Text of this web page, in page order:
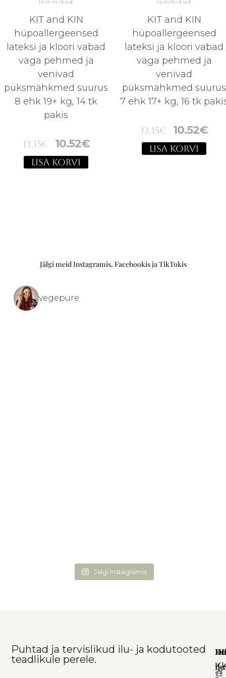
lemmikud
KIT and KIN
hüpoallergeensed
lateksi ja kloori vabad
väga pehmed ja
venivad
püksmähkmed suurus
8 ehk 19+ kg, 14 tk
pakis
13.15€ 10.52€
LISA KORVI
lemmikud
KIT and KIN
hüpoallergeensed
lateksi ja kloori vabad
väga pehmed ja
venivad
püksmähkmed suurus
7 ehk 17+ kg, 16 tk
13.15€ 10.52€
LISA KORVI
Jälgi meid Instagramis, Facebookis ja TikTokis
vegepure
Jälgi Instagramis
Puhtad ja tervislikud ilu- ja kodutooted
teadlikule perele.